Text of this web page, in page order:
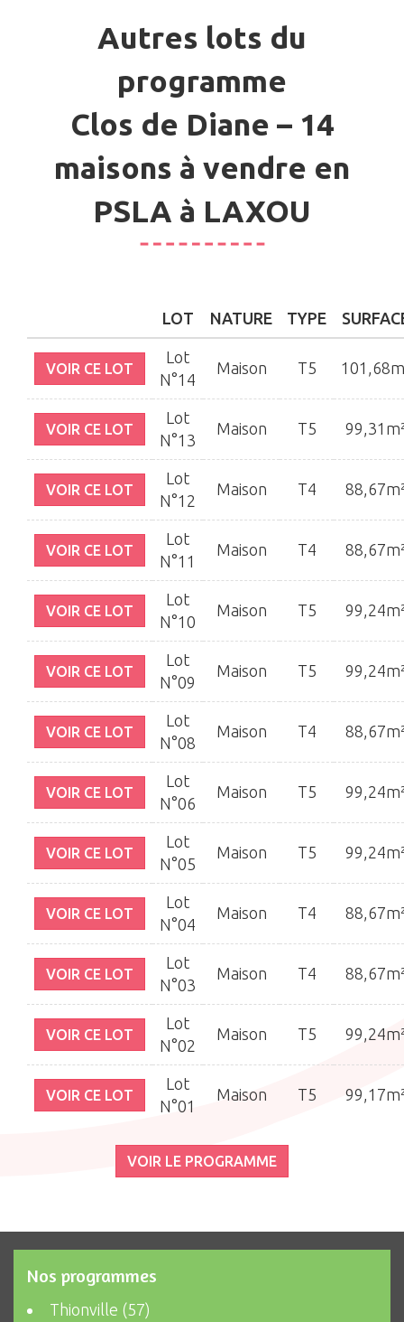
Autres lots du
programme
Clos de Diane – 14
maisons à vendre en
PSLA à LAXOU
LOT NATURE TYPE
VOIR CE LOT
Lot
N°14
Maison T5
VOIR CE LOT
Lot
N°13
Maison T5
VOIR CE LOT
Lot
N°12
Maison T4
VOIR CE LOT
Lot
N°11
Maison T4
VOIR CE LOT
Lot
N°10
Maison T5
VOIR CE LOT
Lot
N°09
Maison T5
VOIR CE LOT
Lot
N°08
Maison T4
VOIR CE LOT
Lot
N°06
Maison T5
VOIR CE LOT
Lot
N°05
Maison T5
VOIR CE LOT
Lot
N°04
Maison T4
VOIR CE LOT
Lot
N°03
Maison T4
VOIR CE LOT
Lot
N°02
Maison T5
VOIR CE LOT
Lot
N°01
Maison T5
VOIR LE PROGRAMME
Nos programmes
Thionville (57)